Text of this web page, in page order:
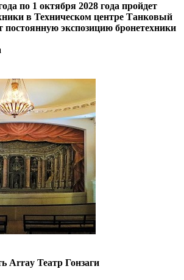
по 1 октября 2028 года пройдет
в Техническом центре Танковый
постоянную экспозицию бронетехники
Array Театр Гонзаги